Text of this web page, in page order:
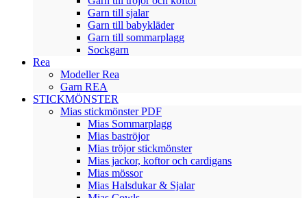
Garn till sjalar
Garn till babykläder
Garn till sommarplagg
Sockgarn
Rea
Modeller Rea
Garn REA
STICKMÖNSTER
Mias stickmönster PDF
Mias Sommarplagg
Mias baströjor
Mias tröjor stickmönster
Mias jackor, koftor och cardigans
Mias mössor
Mias Halsdukar & Sjalar